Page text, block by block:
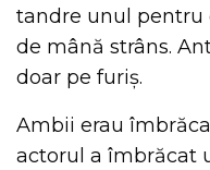
tandre unul pentru
de mână strâns.
doar pe furiș.
Ambii erau
actorul a îmbrăcat